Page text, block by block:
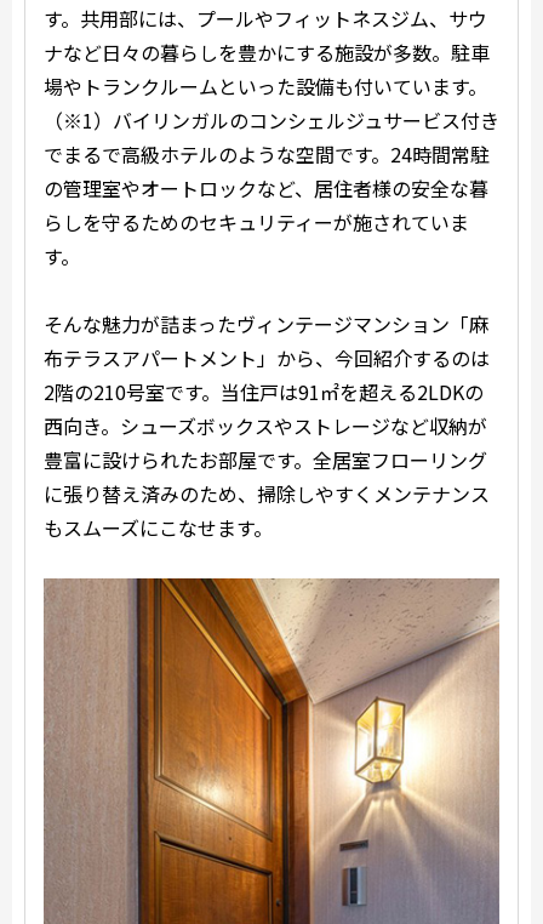
す。共用部には、プールやフィットネスジム、サウ
ナなど日々の暮らしを豊かにする施設が多数。駐車
場やトランクルームといった設備も付いています。
（※1）バイリンガルのコンシェルジュサービス付き
でまるで高級ホテルのような空間です。24時間常駐
の管理室やオートロックなど、居住者様の安全な暮
らしを守るためのセキュリティーが施されていま
す。
そんな魅力が詰まったヴィンテージマンション「麻
布テラスアパートメント」から、今回紹介するのは
2階の210号室です。当住戸は91㎡を超える2LDKの
西向き。シューズボックスやストレージなど収納が
豊富に設けられたお部屋です。全居室フローリング
に張り替え済みのため、掃除しやすくメンテナンス
もスムーズにこなせます。